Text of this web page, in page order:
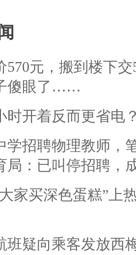
570元，搬到楼下
傻眼了……
时开着反而更省电
学招聘物理教师，
局：已叫停招聘，
家买深色蛋糕”上
班疑向乘客发放西